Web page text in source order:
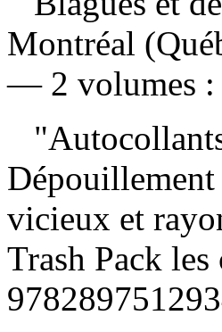
Montréal
— 2 volumes :
Dépouillement
vicieux et
Trash Pack